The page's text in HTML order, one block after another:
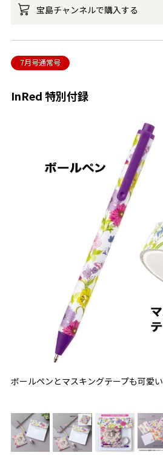
宝島チャンネルで購入する
7月号通常号
InRed 特別付録
ボールペンとマスキングテープも可愛い